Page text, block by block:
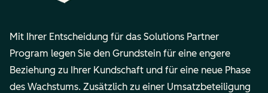
Mit Ihrer Entscheidung für das Solutions Partner
Program legen Sie den Grundstein für eine engere
Beziehung zu Ihrer Kundschaft und für eine neue Phase
des Wachstums. Zusätzlich zu einer Umsatzbeteiligung